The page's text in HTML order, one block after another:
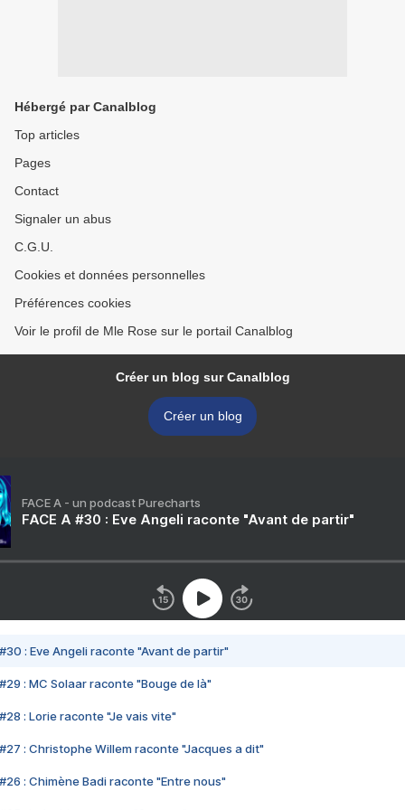
Hébergé par Canalblog
Top articles
Pages
Contact
Signaler un abus
C.G.U.
Cookies et données personnelles
Préférences cookies
Voir le profil de Mle Rose sur le portail Canalblog
Créer un blog sur Canalblog
Créer un blog
FACE A - un podcast Purecharts
FACE A #30 : Eve Angeli raconte "Avant de partir"
#30 : Eve Angeli raconte "Avant de partir"
#29 : MC Solaar raconte "Bouge de là"
#28 : Lorie raconte "Je vais vite"
#27 : Christophe Willem raconte "Jacques a dit"
#26 : Chimène Badi raconte "Entre nous"